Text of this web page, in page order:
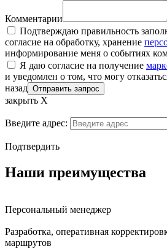
Комментарии
Подтверждаю правильность
согласие на обработку, хранение
информирование меня о событиях
Я даю согласие на получение
и уведомлен о том, что могу
назад Отправить запрос
закрыть Х
Введите адрес:
Подтвердить
Наши преимущества
Персональный менеджер
Разработка, оперативная
маршрутов